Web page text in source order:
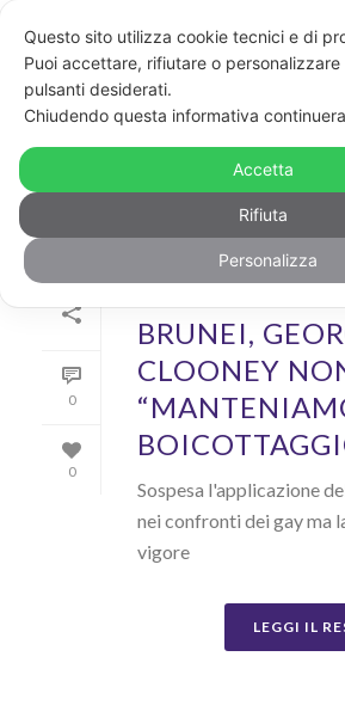
ARCHIVIO
0
0
BRUNEI,
CLOONEY
Sospesa l'applicazione
nei confronti dei gay ma
vigore
LEGGI IL
Questo sito utilizza cookie tecnici e di
Puoi accettare, rifiutare o
pulsanti desiderati.
Chiudendo questa informativa
Accetta
Rifiuta
Personalizza